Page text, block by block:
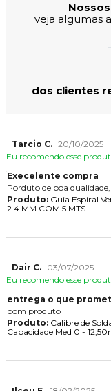
veja algumas
dos clientes
Tarcio C. 20/10/2025
Eu recomendo esse
Execelente compra
Porduto de boa
Produto:Guia Espiral
2.4 MM COM 5 MTS
Dair C.
03/07/2025
Eu recomendo esse
entrega o que
bom produto
Produto:Calibre de
Capacidade Med 0 -